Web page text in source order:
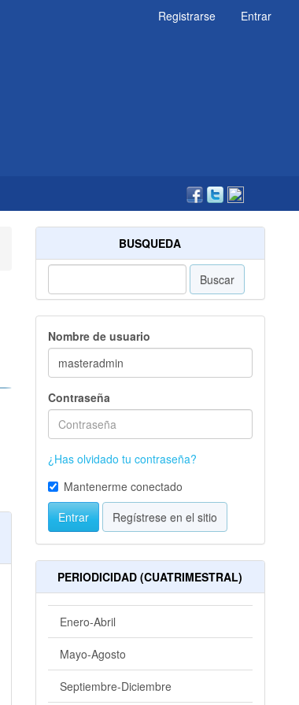
Registrarse Entrar
BUSQUEDA
Buscar
Nombre de usuario
Contraseña
¿Has olvidado tu contraseña?
Mantenerme conectado
Entrar
Regístrese en el sitio
PERIODICIDAD (CUATRIMESTRAL)
Enero-Abril
Mayo-Agosto
Septiembre-Diciembre